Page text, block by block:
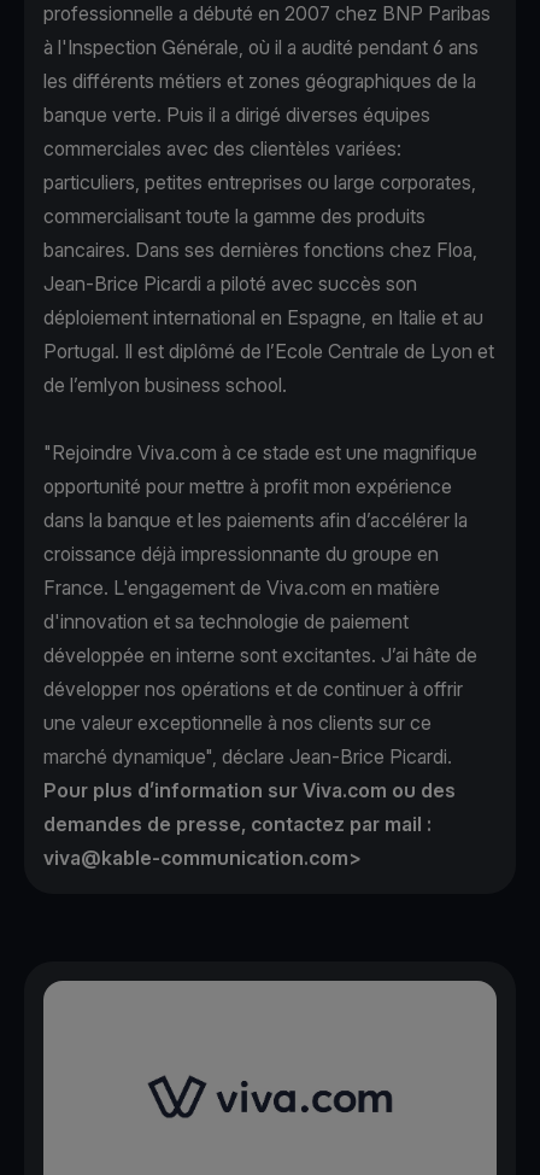
professionnelle a débuté en 2007 chez BNP Paribas
à l'Inspection Générale, où il a audité pendant 6 ans
les différents métiers et zones géographiques de la
banque verte. Puis il a dirigé diverses équipes
commerciales avec des clientèles variées:
particuliers, petites entreprises ou large corporates,
commercialisant toute la gamme des produits
bancaires. Dans ses dernières fonctions chez Floa,
Jean-Brice Picardi a piloté avec succès son
déploiement international en Espagne, en Italie et au
Portugal. Il est diplômé de l’Ecole Centrale de Lyon et
de l’emlyon business school.
"Rejoindre Viva.com à ce stade est une magnifique
opportunité pour mettre à profit mon expérience
dans la banque et les paiements afin d’accélérer la
croissance déjà impressionnante du groupe en
France. L'engagement de Viva.com en matière
d'innovation et sa technologie de paiement
développée en interne sont excitantes. J’ai hâte de
développer nos opérations et de continuer à offrir
une valeur exceptionnelle à nos clients sur ce
marché dynamique", déclare Jean-Brice Picardi.
Pour plus d’information sur Viva.com ou des
demandes de presse, contactez par mail :
viva@kable-communication.com>